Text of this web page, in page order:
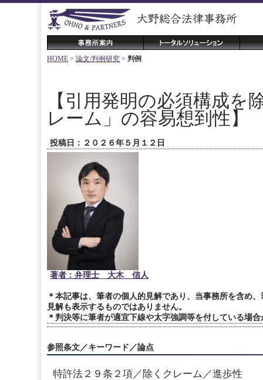
HOME > 論文/判例研究 > 判例
【引用発明の必須構成を
レーム」の容易想到性】
投稿日：２０２６年５月１２日
著者：弁理士 大木 信人
＊本記事は、筆者の個人的見解であり、当事務所を含め
見解も表示するものではありません。
＊判決等に筆者が適宜下線や太字強調等を付している場
参照条文／キーワード／論点
特許法２９条２項／除くクレーム／進歩性